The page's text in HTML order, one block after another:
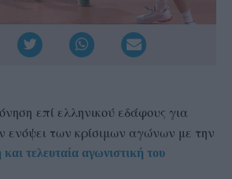
επί ελληνικού εδάφους για
ενόψει των κρίσιμων αγώνων με την
και τελευταία αγωνιστική του